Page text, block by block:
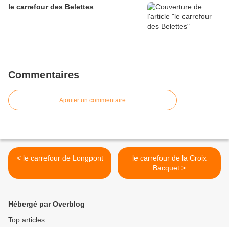
le carrefour des Belettes
Commentaires
Ajouter un commentaire
< le carrefour de Longpont
le carrefour de la Croix
Bacquet >
Hébergé par Overblog
Top articles